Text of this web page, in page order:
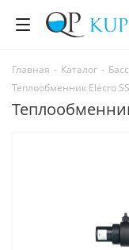
Главная - Каталог -
Теплообменник Elecro